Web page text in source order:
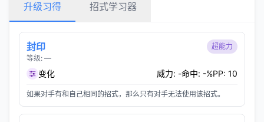
升级习得 招式学习器
封印
等级: —
超能力
变化 威力: -命中: -%PP: 10
如果对手有和自己相同的招式，那么只有对手无法使用该招式。